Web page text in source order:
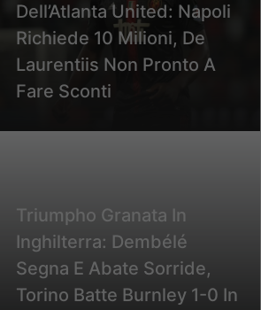
Dell’Atlanta United: Napoli
Richiede 10 Milioni, De
Laurentiis Non Pronto A
Fare Sconti
Triumpho Granata In
Inghilterra: Dembélé
Segna E Abate Sorride,
Torino Batte Burnley 1-0 In